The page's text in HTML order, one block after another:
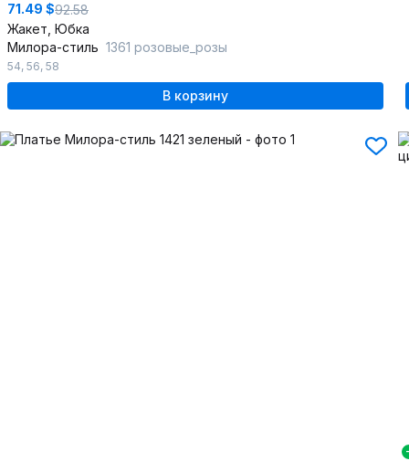
71.49 $92.58
Жакет, Юбка
Милора-стиль 1361 розовые_розы
54, 56, 58
В корзину